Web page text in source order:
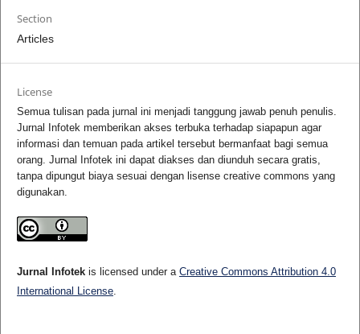
Section
Articles
License
Semua tulisan pada jurnal ini menjadi tanggung jawab penuh penulis.
Jurnal Infotek memberikan akses terbuka terhadap siapapun agar
informasi dan temuan pada artikel tersebut bermanfaat bagi semua
orang. Jurnal Infotek ini dapat diakses dan diunduh secara gratis,
tanpa dipungut biaya sesuai dengan lisense creative commons yang
digunakan.
Jurnal Infotekis licensed under a Creative Commons Attribution 4.0
International License.